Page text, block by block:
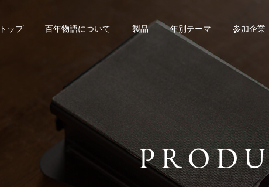
トップ 百年物語について 製品 年別テーマ 参加企業